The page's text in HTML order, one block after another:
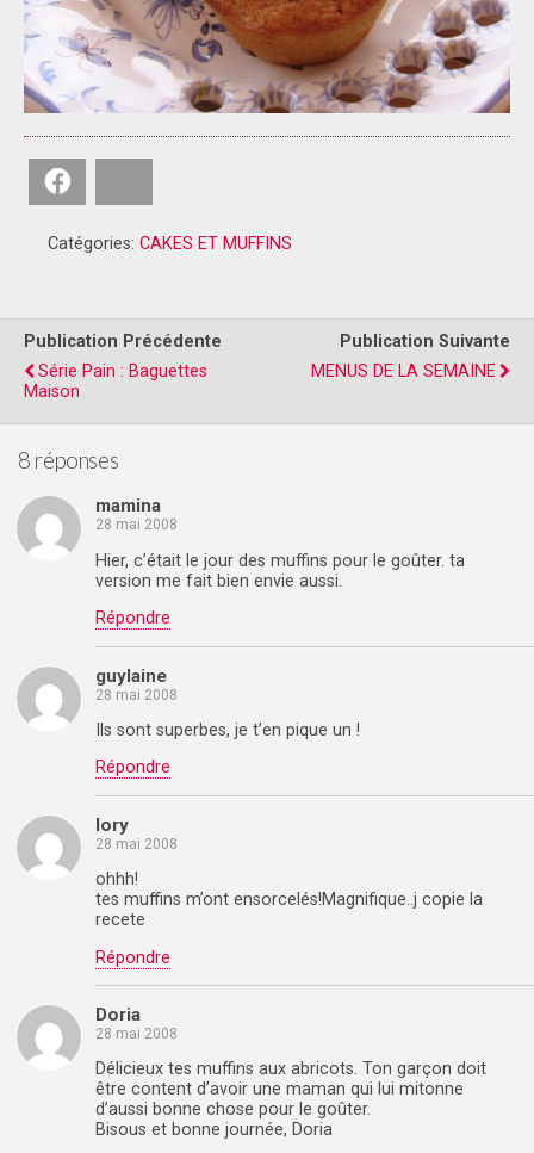
Catégories: CAKES ET MUFFINS
Publication Précédente
Série Pain : Baguettes
Maison
Publication Suivante
MENUS DE LA SEMAINE
8 réponses
mamina
28 mai 2008
Hier, c’était le jour des muffins pour le goûter. ta
version me fait bien envie aussi.
Répondre
guylaine
28 mai 2008
Ils sont superbes, je t’en pique un !
Répondre
lory
28 mai 2008
ohhh!
tes muffins m’ont ensorcelés!Magnifique..j copie la
recete
Répondre
Doria
28 mai 2008
Délicieux tes muffins aux abricots. Ton garçon doit
être content d’avoir une maman qui lui mitonne
d’aussi bonne chose pour le goûter.
Bisous et bonne journée, Doria